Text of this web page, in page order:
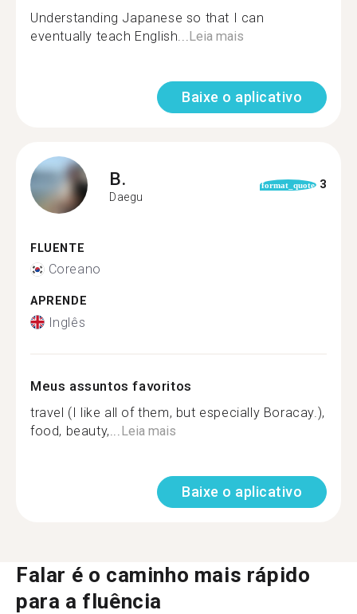
Understanding Japanese so that I can
eventually teach English... Leia mais
Baixe o aplicativo
B.
Daegu
format_quote 3
FLUENTE
Coreano
APRENDE
Inglês
Meus assuntos favoritos
travel (I like all of them, but especially Boracay.),
food, beauty,... Leia mais
Baixe o aplicativo
Falar é o caminho mais rápido
para a fluência